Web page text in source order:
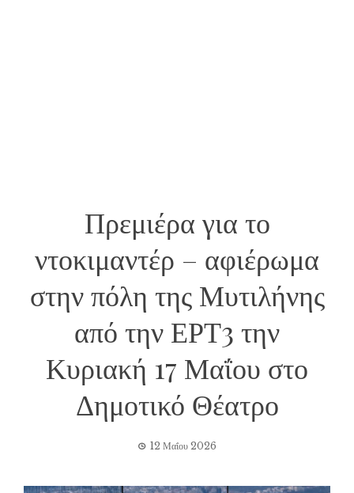
Πρεμιέρα για το
ντοκιμαντέρ – αφιέρωμα
στην πόλη της Μυτιλήνης
από την ΕΡΤ3 την
Κυριακή 17 Μαΐου στο
Δημοτικό Θέατρο
12 Μαΐου 2026